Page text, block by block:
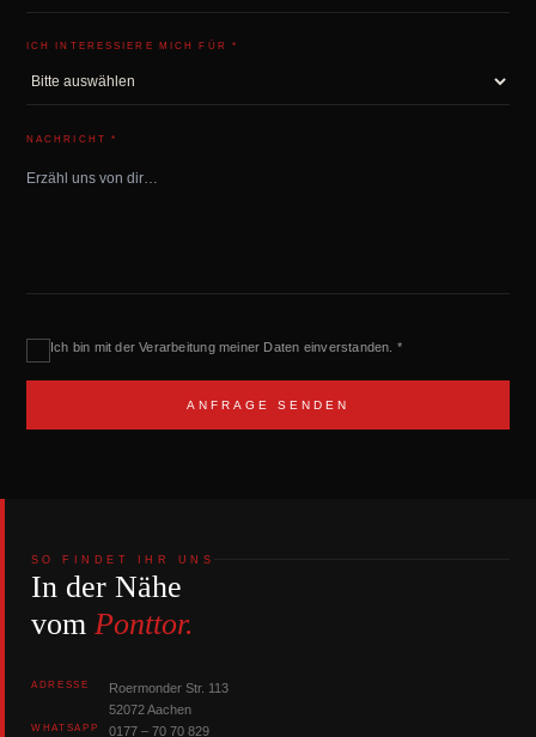
ICH INTERESSIERE MICH FÜR *
NACHRICHT *
Ich bin mit der Verarbeitung meiner Daten einverstanden. *
R
N
T
SO FINDET IHR UNS
In der Nähe
vom Ponttor.
ADRESSE
Roermonder Str. 113
52072 Aachen
WHATSAPP 0177 – 70 70 829